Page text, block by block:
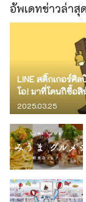
อัพเดทข่าวล่า
LINE สติ๊กเกอร์ศิ
โอ! มาที่โดนกิซื้อ
2025.03.25